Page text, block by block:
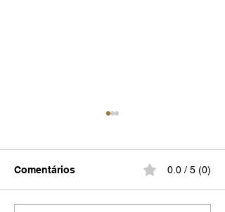
Comentários 0.0 / 5 (0)